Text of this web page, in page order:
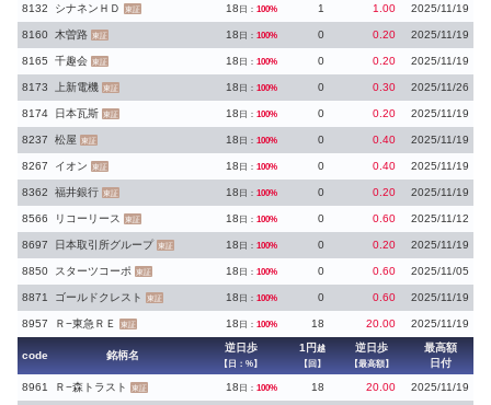
8132 シナネンＨＤ 東証 18 日： 100% 1 1.00 2025/11/19
8160 木曽路 東証 18 日： 100% 0 0.20 2025/11/19
8165 千趣会 東証 18 日： 100% 0 0.20 2025/11/19
8173 上新電機 東証 18 日： 100% 0 0.30 2025/11/26
8174 日本瓦斯 東証 18 日： 100% 0 0.20 2025/11/19
8237 松屋 東証 18 日： 100% 0 0.40 2025/11/19
8267 イオン 東証 18 日： 100% 0 0.40 2025/11/19
8362 福井銀行 東証 18 日： 100% 0 0.20 2025/11/19
8566 リコーリース 東証 18 日： 100% 0 0.60 2025/11/12
8697 日本取引所グループ 東証 18 日： 100% 0 0.20 2025/11/19
8850 スターツコーポ 東証 18 日： 100% 0 0.60 2025/11/05
8871 ゴールドクレスト 東証 18 日： 100% 0 0.60 2025/11/19
8957 Ｒ−東急ＲＥ 東証 18 日： 100% 18 20.00 2025/11/19
code 銘柄名
逆日歩
【日：%】
1円 越
【回】
逆日歩
【最高額】
最高額
日付
8961
Ｒ−森トラスト 東証 18 日： 100% 18 20.00 2025/11/19